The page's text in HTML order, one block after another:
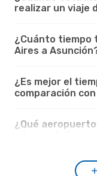
realizar un viaje
¿Cuánto tiempo
Aires a
¿Es mejor el
comparación
¿Qué